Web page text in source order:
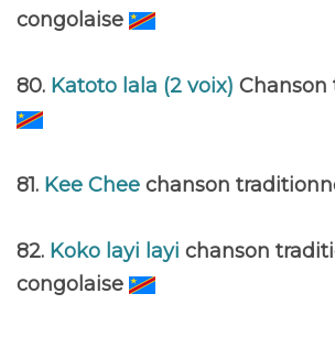
congolaise
80. Katoto lala (2 voix)
81. Kee Chee chanson
82. Koko layi layi chanson
congolaise